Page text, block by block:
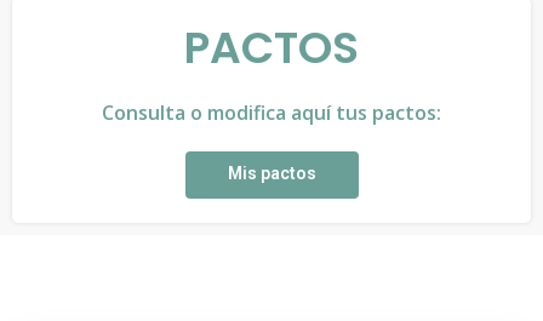
PACTOS
Consulta o modifica aquí tus pactos:
Mis pactos